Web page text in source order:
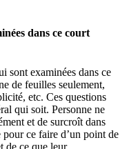
dans ce court
sont examinées dans ce
de feuilles seulement,
etc. Ces questions
qui soit. Personne ne
et de surcroît dans
pour ce faire d’un point de
de ce que leur